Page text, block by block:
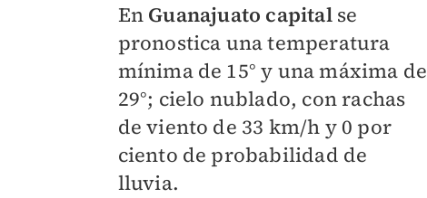
En Guanajuato capitalse
pronostica una temperatura
mínima de 15° y una máxima de
29°; cielo nublado, con rachas
de viento de 33 km/h y 0 por
ciento de probabilidad de
lluvia.